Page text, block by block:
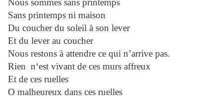
Nous sommes sans printemps
Sans printemps ni maison
Du coucher du soleil à son lever
Et du lever au coucher
Nous restons à attendre ce qui n’arrive pas.
Rien n‘est vivant de ces murs affreux
Et de ces ruelles
O malheureux dans ces ruelles